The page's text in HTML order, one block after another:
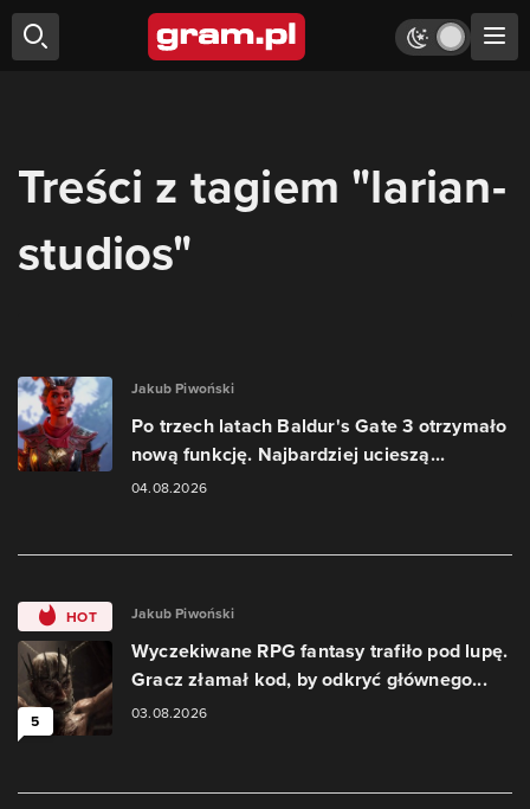
Treści z tagiem "larian-
studios"
Jakub Piwoński
Po trzech latach Baldur's Gate 3 otrzymało
nową funkcję. Najbardziej ucieszą...
04.08.2026
HOT
5
Jakub Piwoński
Wyczekiwane RPG fantasy trafiło pod lupę.
Gracz złamał kod, by odkryć głównego...
03.08.2026